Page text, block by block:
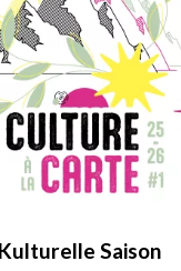
Kulturelle Saison